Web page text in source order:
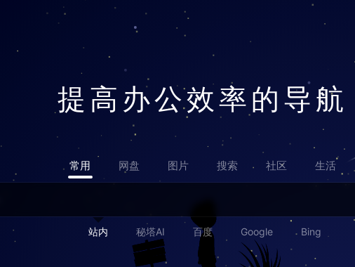
提高办公效率的导航
常用 网盘 图片 搜索 社区 生活
站内 秘塔AI 百度 Google Bing